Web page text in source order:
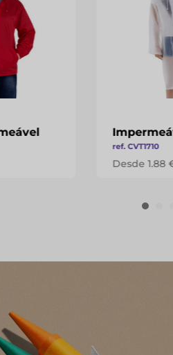
ref. CVT1710
Desde 1.88